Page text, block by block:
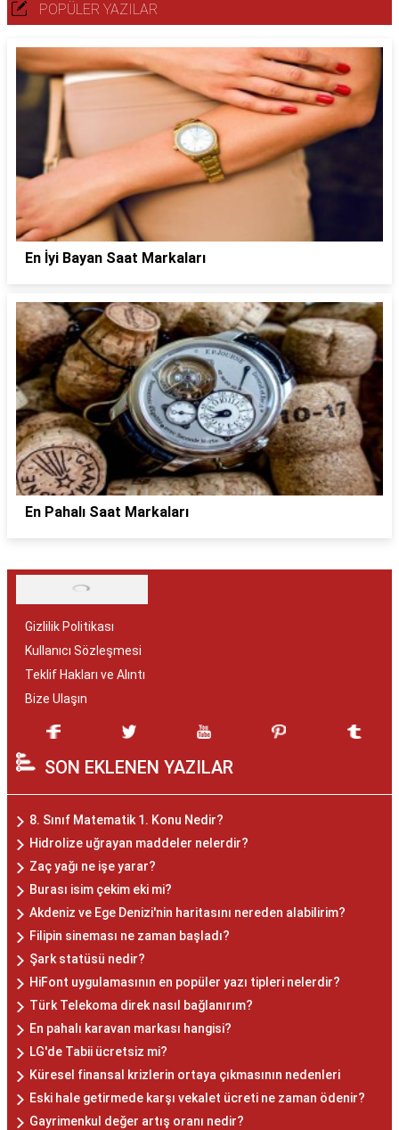
POPÜLER YAZILAR
En İyi Bayan Saat Markaları
En Pahalı Saat Markaları
Gizlilik Politikası
Kullanıcı Sözleşmesi
Teklif Hakları ve Alıntı
Bize Ulaşın
SON EKLENEN YAZILAR
8. Sınıf Matematik 1. Konu Nedir?
Hidrolize uğrayan maddeler nelerdir?
Zaç yağı ne işe yarar?
Burası isim çekim eki mi?
Akdeniz ve Ege Denizi'nin haritasını nereden alabilirim?
Filipin sineması ne zaman başladı?
Şark statüsü nedir?
HiFont uygulamasının en popüler yazı tipleri nelerdir?
Türk Telekoma direk nasıl bağlanırım?
En pahalı karavan markası hangisi?
LG'de Tabii ücretsiz mi?
Küresel finansal krizlerin ortaya çıkmasının nedenleri
Eski hale getirmede karşı vekalet ücreti ne zaman ödenir?
Gayrimenkul değer artış oranı nedir?